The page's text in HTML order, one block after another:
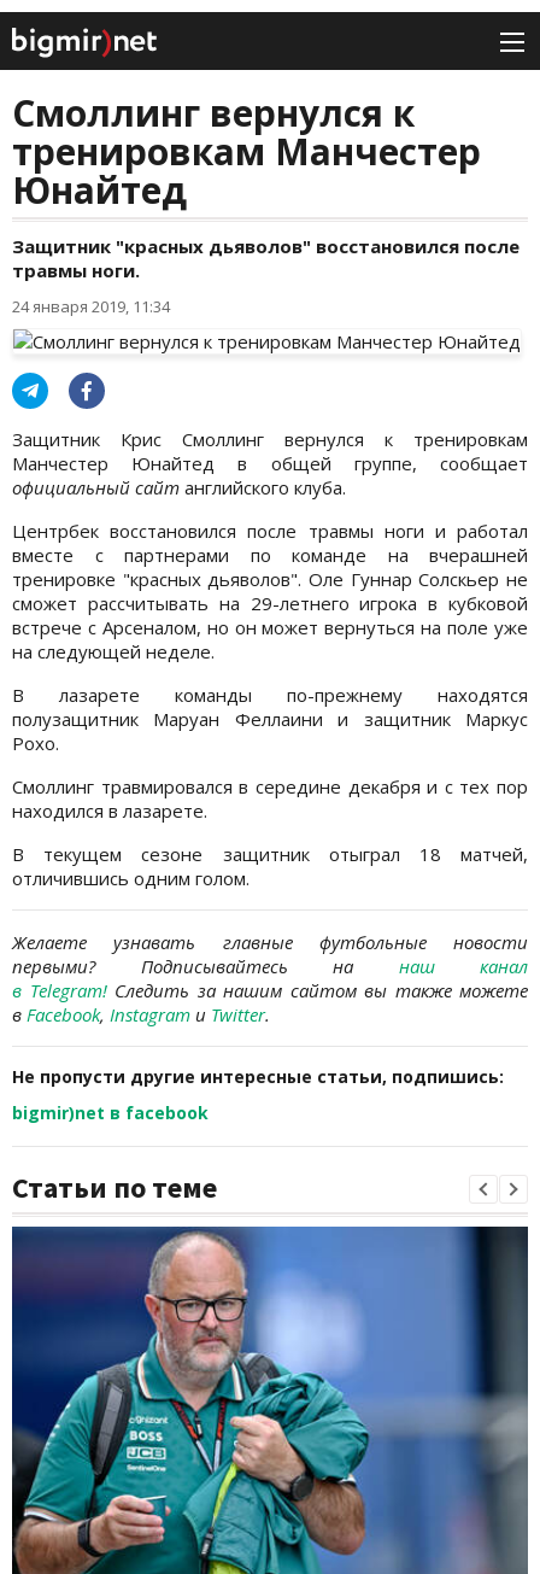
Смоллинг вернулся к
тренировкам Манчестер
Юнайтед
Защитник "красных дьяволов" восстановился после
травмы ноги.
24 января 2019, 11:34
Защитник Крис Смоллинг вернулся к тренировкам
Манчестер Юнайтед в общей группе, сообщает
официальный сайт английского клуба.
Центрбек восстановился после травмы ноги и работал
вместе с партнерами по команде на вчерашней
тренировке "красных дьяволов". Оле Гуннар Солскьер не
сможет рассчитывать на 29-летнего игрока в кубковой
встрече с Арсеналом, но он может вернуться на поле уже
на следующей неделе.
В лазарете команды по-прежнему находятся
полузащитник Маруан Феллаини и защитник Маркус
Рохо.
Смоллинг травмировался в середине декабря и с тех пор
находился в лазарете.
В текущем сезоне защитник отыграл 18 матчей,
отличившись одним голом.
Желаете узнавать главные футбольные новости
первыми?Подписывайтесь на наш канал
в Telegram!Следить за нашим сайтом вы также можете
в Facebook, Instagram и Twitter.
Не пропусти другие интересные статьи, подпишись:
bigmir)net в facebook
Статьи по теме